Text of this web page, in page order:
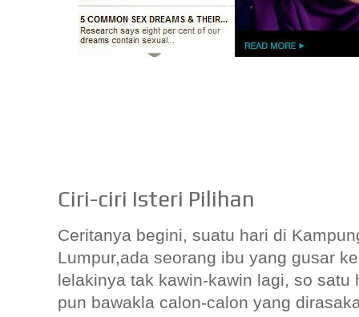
Ciri-ciri Isteri Pilihan
Ceritanya begini, suatu hari di
Lumpur,ada seorang ibu yang gusar
lelakinya tak kawin-kawin lagi, so satu
pun bawakla calon-calon yang